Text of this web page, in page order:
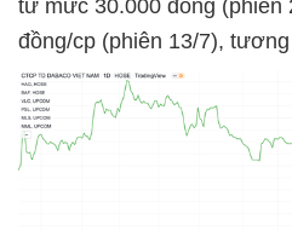
từ mức 30.000 đồng (phiên
đồng/cp (phiên 13/7),